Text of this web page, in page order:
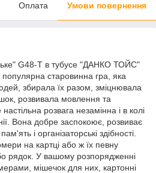
Оплата Умови повернення
G48-T в тубусе "ДАНКО ТОЙС"
старовинна гра, яка
збирала їх разом, зміцнювала
розвивала мовлення та
розвага незамінна і в колі
Вона добре заспокоює, розвиває
і організаторські здібності.
на картці або ж їх певну
рядок. У вашому розпорядженні
мішечок для них, картонні